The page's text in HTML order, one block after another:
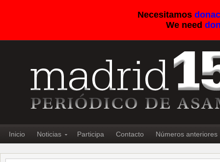
Necesitamos
We need
Inicio Noticias Participa Contacto Números anteriores